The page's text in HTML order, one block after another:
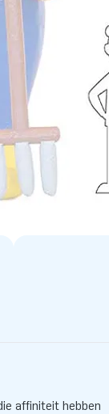
affiniteit hebben